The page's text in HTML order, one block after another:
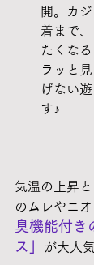
開。カ
着まで
たくな
ラッと
げない
す♪
気温の上昇
のムレやニ
臭機能付き
ス」
が大人